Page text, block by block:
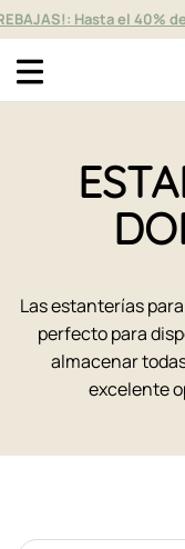
Hasta el 40%
Las estanterías
perfecto para
almacenar
excelente